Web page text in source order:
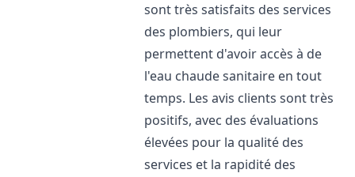
sont très satisfaits des services
des plombiers, qui leur
permettent d'avoir accès à de
l'eau chaude sanitaire en tout
temps. Les avis clients sont très
positifs, avec des évaluations
élevées pour la qualité des
services et la rapidité des